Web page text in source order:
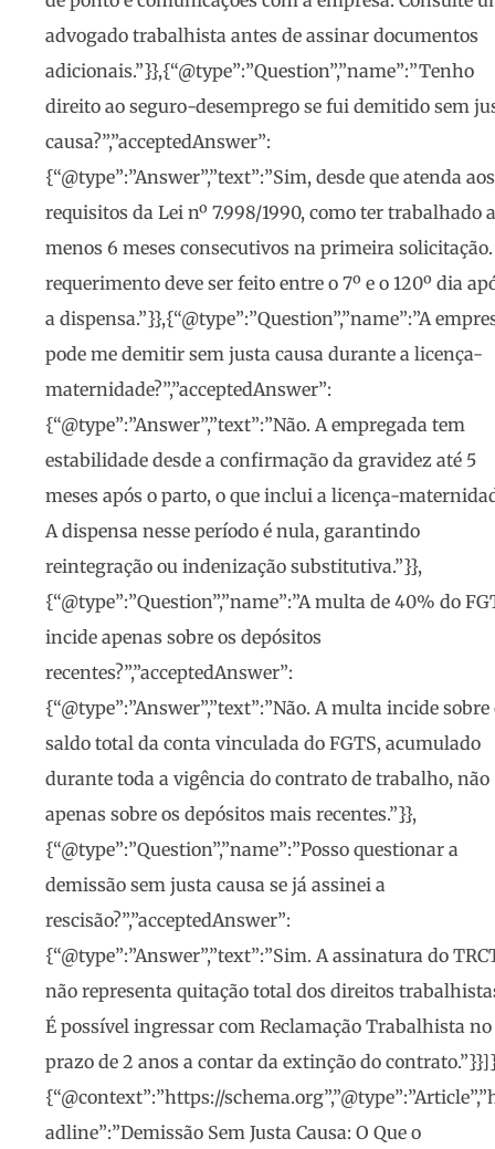
advogado trabalhista antes de assinar documentos
adicionais.”}},{“@type”:”Question”,”name”:”Tenho
direito ao seguro-desemprego se fui demitido sem
causa?”,”acceptedAnswer”:
{“@type”:”Answer”,”text”:”Sim, desde que atenda aos
requisitos da Lei nº 7.998/1990, como ter trabalhado
menos 6 meses consecutivos na primeira solicitação.
requerimento deve ser feito entre o 7º e o 120º dia
a dispensa.”}},{“@type”:”Question”,”name”:”A
pode me demitir sem justa causa durante a licença-
maternidade?”,”acceptedAnswer”:
{“@type”:”Answer”,”text”:”Não. A empregada tem
estabilidade desde a confirmação da gravidez até 5
meses após o parto, o que inclui a licença-
A dispensa nesse período é nula, garantindo
reintegração ou indenização substitutiva.”}},
{“@type”:”Question”,”name”:”A multa de 40% do
incide apenas sobre os depósitos
recentes?”,”acceptedAnswer”:
{“@type”:”Answer”,”text”:”Não. A multa incide sobre
saldo total da conta vinculada do FGTS, acumulado
durante toda a vigência do contrato de trabalho, não
apenas sobre os depósitos mais recentes.”}},
{“@type”:”Question”,”name”:”Posso questionar a
demissão sem justa causa se já assinei a
rescisão?”,”acceptedAnswer”:
{“@type”:”Answer”,”text”:”Sim. A assinatura do
não representa quitação total dos direitos
É possível ingressar com Reclamação Trabalhista no
prazo de 2 anos a contar da extinção do
{“@context”:”https://
adline”:”Demissão Sem Justa Causa: O Que o